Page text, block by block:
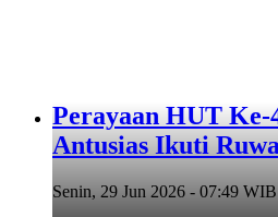
Perayaan HUT Ke-
Antusias Ikuti
Senin, 29 Jun 2026 - 07:49 WIB